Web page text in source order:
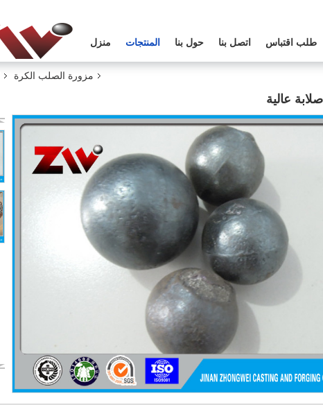
منزل المنتجات حول بنا اتصل بنا طلب اقتباس
مزورة الصلب الكرة